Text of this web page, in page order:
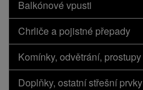
Balkónové vpusti
Chrliče a pojistné přepady
Komínky, odvětrání, prostupy
Doplňky, ostatní střešní prvky